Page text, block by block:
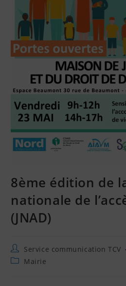
8ème édition de
nationale de
(JNAD)
Service communication TCV
Mairie